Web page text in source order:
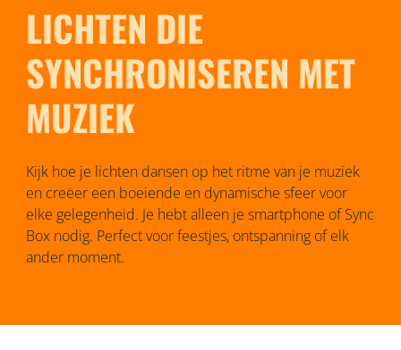
LICHTEN DIE
SYNCHRONISEREN MET
MUZIEK
Kijk hoe je lichten dansen op het ritme van je muziek
en creëer een boeiende en dynamische sfeer voor
elke gelegenheid. Je hebt alleen je smartphone of Sync
Box nodig. Perfect voor feestjes, ontspanning of elk
ander moment.